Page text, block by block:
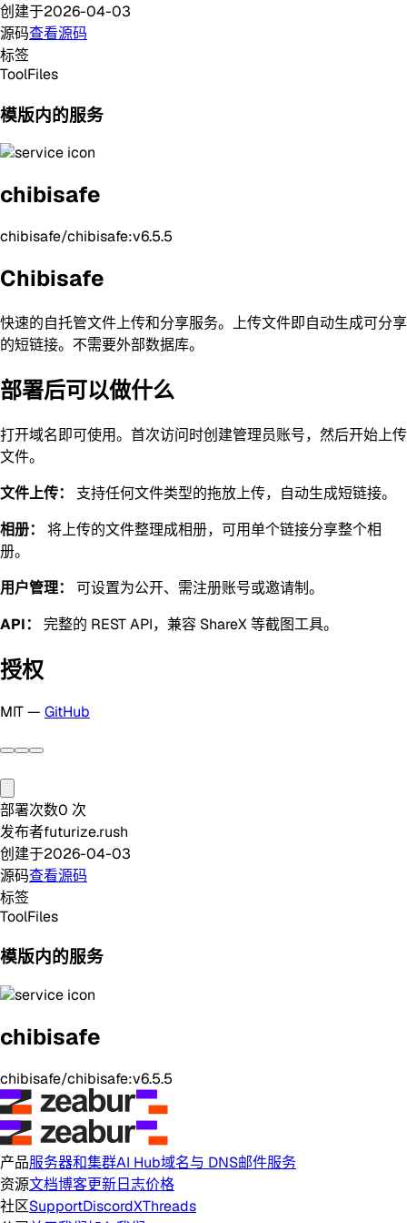
创建于2026-04-03
源码查看源码
标签
ToolFiles
模版内的服务
chibisafe
chibisafe/chibisafe:v6.5.5
Chibisafe
快速的自托管文件上传和分享服务。上传文件即自动生成可分享
的短链接。不需要外部数据库。
部署后可以做什么
打开域名即可使用。首次访问时创建管理员账号，然后开始上传
文件。
文件上传：
支持任何文件类型的拖放上传，自动生成短链接。
相册：
将上传的文件整理成相册，可用单个链接分享整个相
册。
用户管理：
可设置为公开、需注册账号或邀请制。
API：
完整的 REST API，兼容 ShareX 等截图工具。
授权
MIT — GitHub
部署次数0 次
发布者futurize.rush
创建于2026-04-03
源码查看源码
标签
ToolFiles
模版内的服务
chibisafe
chibisafe/chibisafe:v6.5.5
产品服务器和集群AI Hub域名与 DNS邮件服务
资源文档博客更新日志价格
社区SupportDiscordXThreads